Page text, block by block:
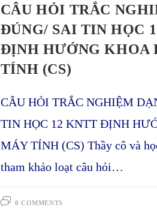
CÂU HỎI TRẮC
ĐÚNG/ SAI TIN HỌC
ĐỊNH HƯỚNG KHOA
TÍNH (CS)
CÂU HỎI TRẮC NGHIỆM
TIN HỌC 12 KNTT ĐỊNH
MÁY TÍNH (CS) Thầy cô và
tham khảo loạt câu hỏi…
0 COMMENTS